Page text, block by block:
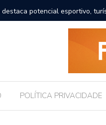
destaca potencial esportivo,
de Maceió
POLÍTICA PRIVACIDADE